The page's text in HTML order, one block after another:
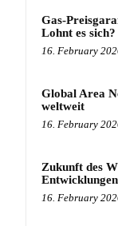
Gas-
Lohnt es sich?
16. February
Global Area
weltweit
16. February
Zukunft des
Entwicklungen
16. February